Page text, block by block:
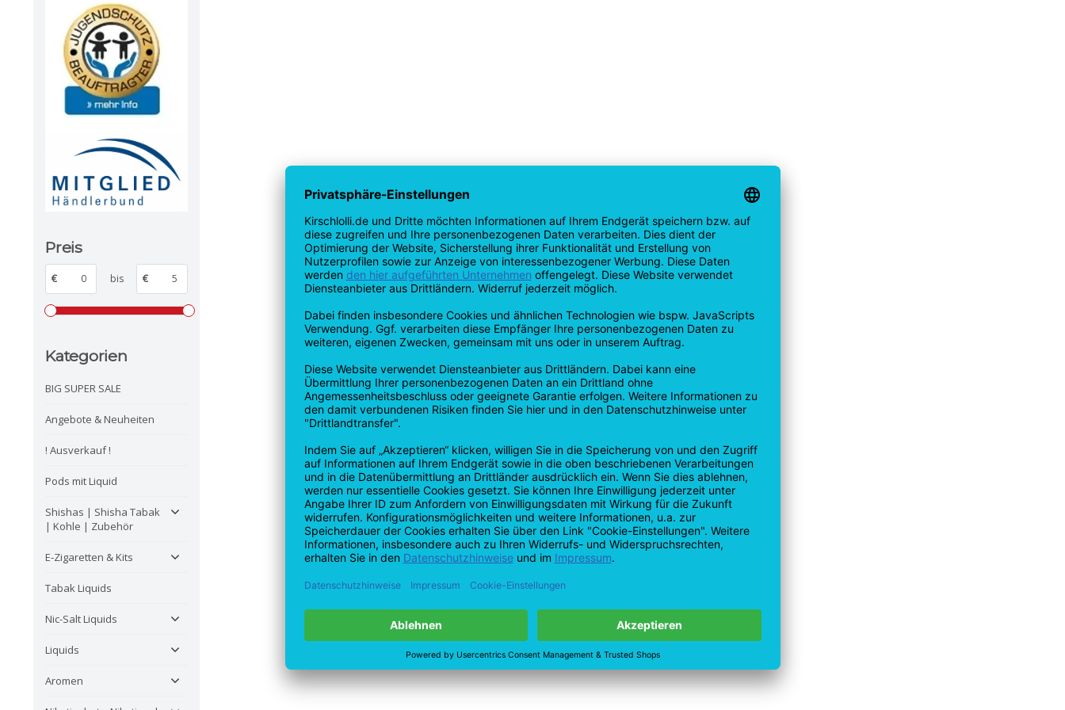
Preis
€ bis €
Kategorien
BIG SUPER SALE
Angebote & Neuheiten
! Ausverkauf !
Pods mit Liquid
Shishas | Shisha Tabak
| Kohle | Zubehör
E-Zigaretten & Kits
Tabak Liquids
Nic-Salt Liquids
Liquids
Aromen